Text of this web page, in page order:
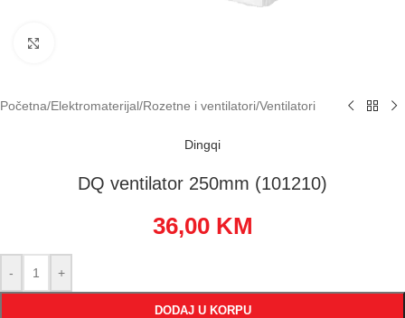
Početna/Elektromaterijal/Rozetne i ventilatori/Ventilatori
Dingqi
DQ ventilator 250mm (101210)
36,00 KM
- +
DODAJ U KORPU